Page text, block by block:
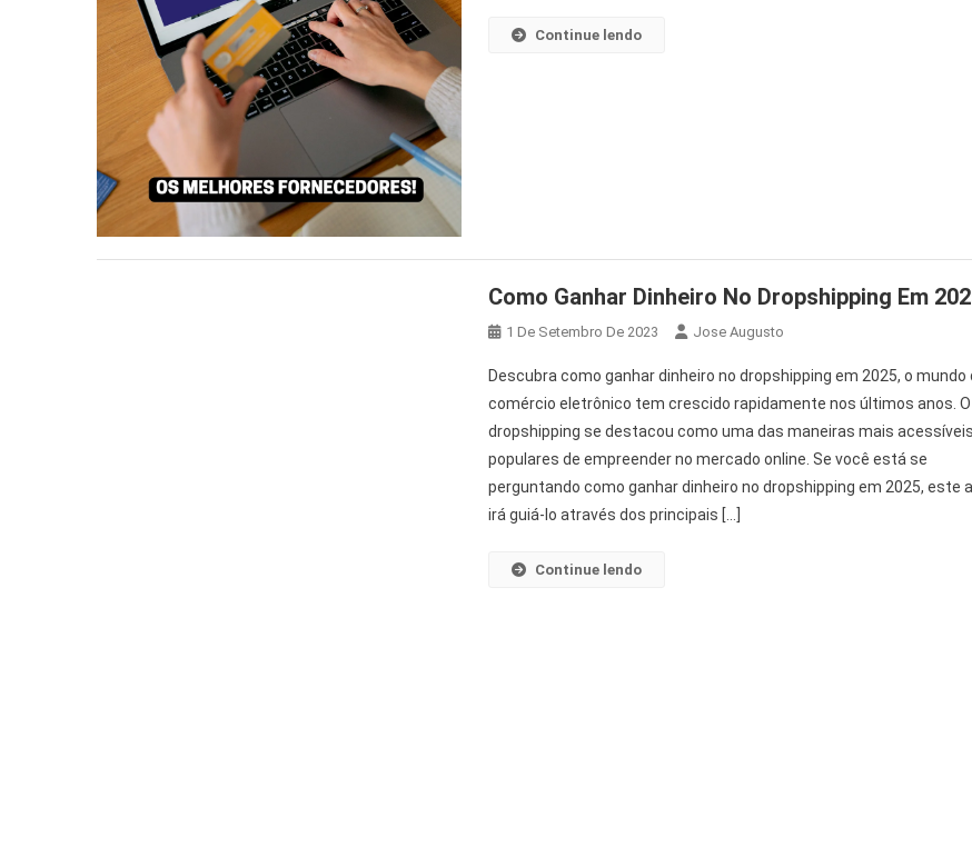
Continue lendo
Como Ganhar Dinheiro No Dropshipping Em
1 De Setembro De 2023 Jose Augusto
Descubra como ganhar dinheiro no dropshipping em 2025, o mundo
comércio eletrônico tem crescido rapidamente nos últimos anos. O
dropshipping se destacou como uma das maneiras mais
populares de empreender no mercado online. Se você está se
perguntando como ganhar dinheiro no dropshipping em 2025, este
irá guiá-lo através dos principais […]
Continue lendo